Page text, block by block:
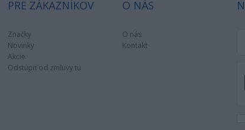
PRE ZÁKAZNÍKOV
Značky
Novinky
Akcie
Odstúpiť od zmluvy tu
O NÁS
O nás
Kontakt